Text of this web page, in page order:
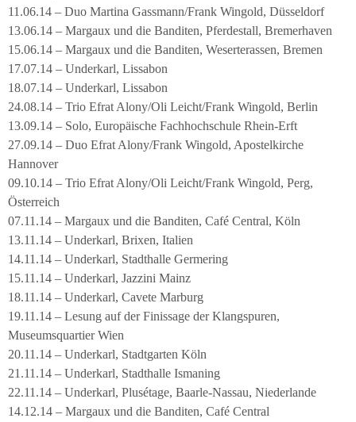
11.06.14 – Duo Martina Gassmann/Frank Wingold, Düsseldorf
13.06.14 – Margaux und die Banditen, Pferdestall, Bremerhaven
15.06.14 – Margaux und die Banditen, Weserterassen, Bremen
17.07.14 – Underkarl, Lissabon
18.07.14 – Underkarl, Lissabon
24.08.14 – Trio Efrat Alony/Oli Leicht/Frank Wingold, Berlin
13.09.14 – Solo, Europäische Fachhochschule Rhein-Erft
27.09.14 – Duo Efrat Alony/Frank Wingold, Apostelkirche
Hannover
09.10.14 – Trio Efrat Alony/Oli Leicht/Frank Wingold, Perg,
Österreich
07.11.14 – Margaux und die Banditen, Café Central, Köln
13.11.14 – Underkarl, Brixen, Italien
14.11.14 – Underkarl, Stadthalle Germering
15.11.14 – Underkarl, Jazzini Mainz
18.11.14 – Underkarl, Cavete Marburg
19.11.14 – Lesung auf der Finissage der Klangspuren,
Museumsquartier Wien
20.11.14 – Underkarl, Stadtgarten Köln
21.11.14 – Underkarl, Stadthalle Ismaning
22.11.14 – Underkarl, Plusétage, Baarle-Nassau, Niederlande
14.12.14 – Margaux und die Banditen, Café Central